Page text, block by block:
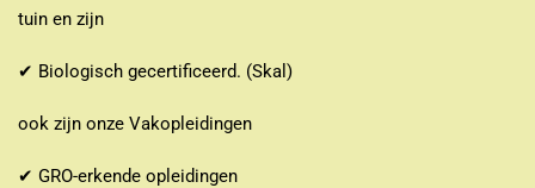
tuin en zijn
✔ Biologisch gecertificeerd. (Skal)
ook zijn onze Vakopleidingen
✔ GRO-erkende opleidingen